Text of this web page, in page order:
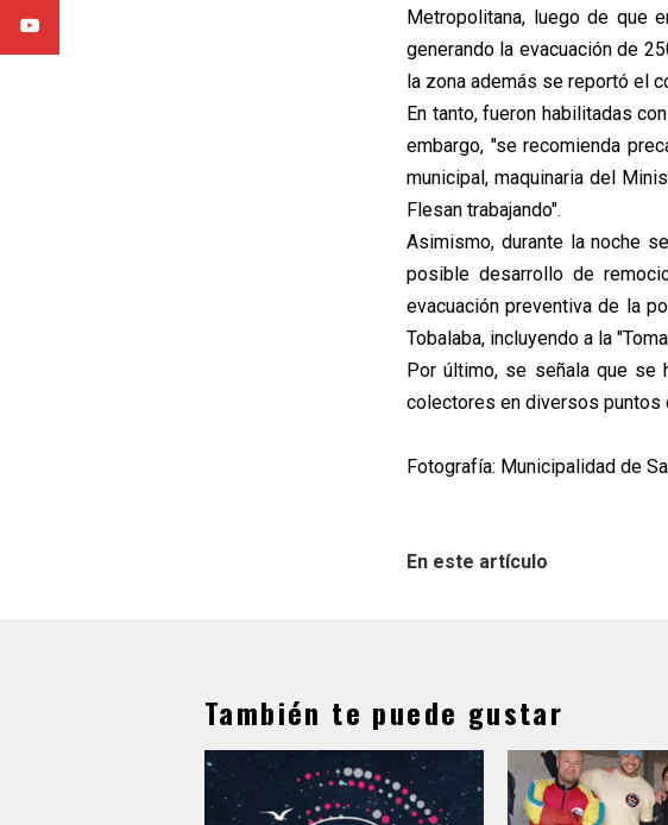
Metropolitana, luego de que
generando la evacuación de
la zona además se reportó el
En tanto, fueron habilitadas
embargo, "se recomienda
municipal, maquinaria del
Flesan trabajando".
Asimismo, durante la noche
posible desarrollo de
evacuación preventiva de la
Tobalaba, incluyendo a la
Por último, se señala que se
colectores en diversos puntos
Fotografía: Municipalidad de
En este artículo
También te puede gustar